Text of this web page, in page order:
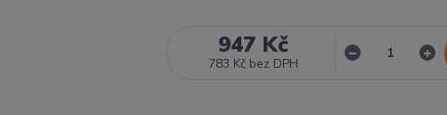
947 Kč
783 Kč bez DPH